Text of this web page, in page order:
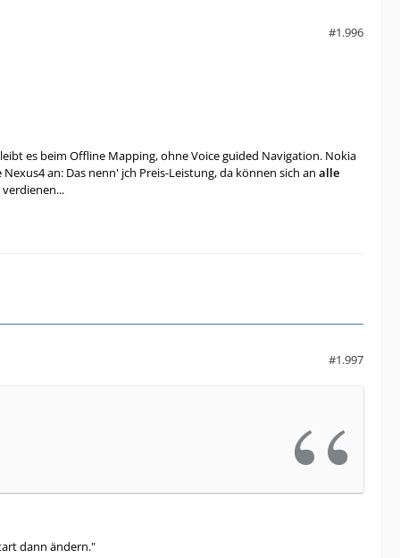
#1.996
es beim Offline Mapping, ohne Voice guided Navigation. Nokia
an: Das nenn' jch Preis-Leistung, da können sich an alle
#1.997
dann ändern."